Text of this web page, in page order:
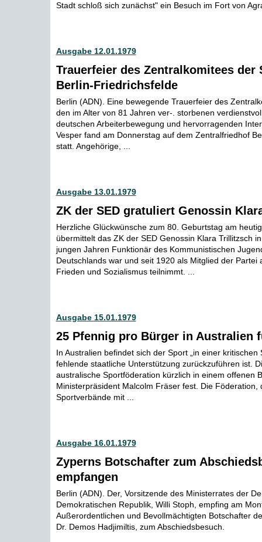
Stadt schloß sich zunächst" ein Besuch im Fort von
Ausgabe 12.01.1979
Trauerfeier des Zentralkomitees der
Berlin-Friedrichsfelde
Berlin (ADN). Eine bewegende Trauerfeier des
den im Alter von 81 Jahren ver-. storbenen
deutschen Arbeiterbewegung und hervorragenden
Vesper fand am Donnerstag auf dem Zentralfriedhof
statt. Angehörige, ...
Ausgabe 13.01.1979
ZK der SED gratuliert Genossin
Herzliche Glückwünsche zum 80. Geburtstag am
übermittelt das ZK der SED Genossin Klara Trillitzsch
jungen Jahren Funktionär des Kommunistischen
Deutschlands war und seit 1920 als Mitglied der Partei
Frieden und Sozialismus teilnimmt. ...
Ausgabe 15.01.1979
25 Pfennig pro Bürger in Australien
In Australien befindet sich der Sport „in einer kritischen
fehlende staatliche Unterstützung zurückzuführen ist.
australische Sportföderation kürzlich in einem offenen
Ministerpräsident Malcolm Fräser fest. Die Föderation,
Sportverbände mit ...
Ausgabe 16.01.1979
Zyperns Botschafter zum
empfangen
Berlin (ADN). Der, Vorsitzende des Ministerrates der
Demokratischen Republik, Willi Stoph, empfing am
Außerordentlichen und Bevollmächtigten Botschafter
Dr. Demos Hadjimiltis, zum Abschiedsbesuch.